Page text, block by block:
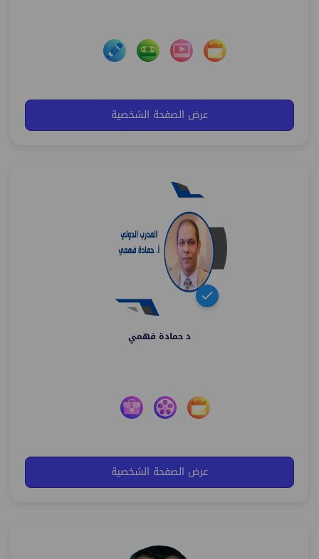
عرض الصفحة الشخصية
د حمادة فهمي
عرض الصفحة الشخصية